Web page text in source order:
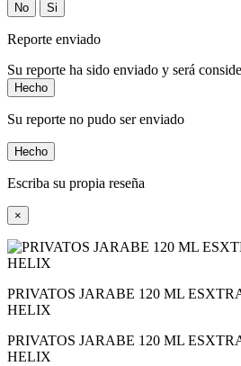
No Si
Reporte enviado
Su reporte ha sido enviado y será
Hecho
Su reporte no pudo ser enviado
Hecho
Escriba su propia reseña
×
PRIVATOS JARABE 120 ML
HELIX
PRIVATOS JARABE 120 ML
HELIX